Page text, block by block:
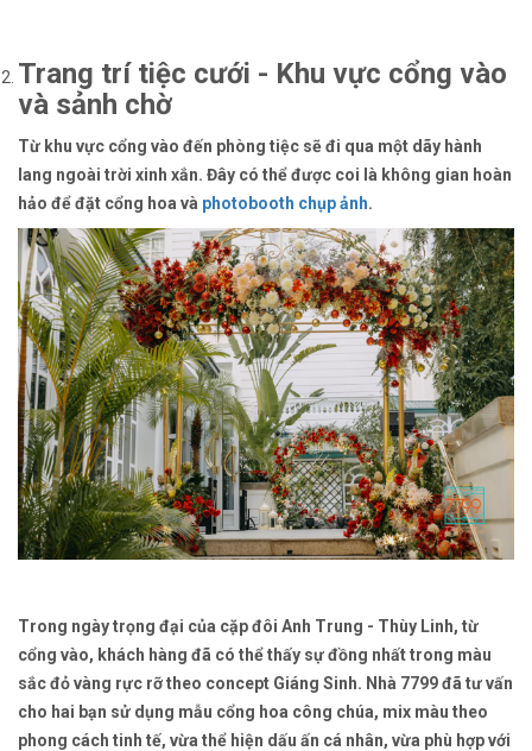
Trang trí tiệc cưới - Khu vực cổng vào
và sảnh chờ
Từ khu vực cổng vào đến phòng tiệc sẽ đi qua một dãy hành
lang ngoài trời xinh xắn. Đây có thể được coi là không gian hoàn
hảo để đặt cổng hoa và photobooth chụp ảnh.
Trong ngày trọng đại của cặp đôi Anh Trung - Thùy Linh, từ
cổng vào, khách hàng đã có thể thấy sự đồng nhất trong màu
sắc đỏ vàng rực rỡ theo concept Giáng Sinh. Nhà 7799 đã tư vấn
cho hai bạn sử dụng mẫu cổng hoa công chúa, mix màu theo
phong cách tinh tế, vừa thể hiện dấu ấn cá nhân, vừa phù hợp với